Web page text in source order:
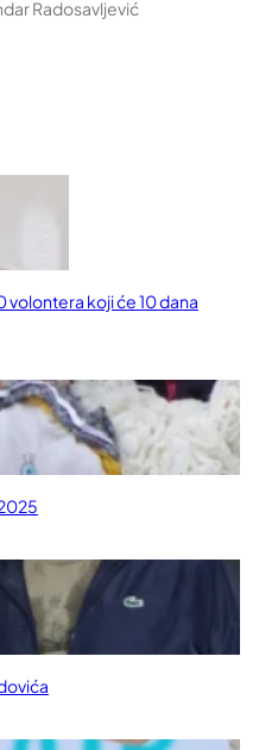
Radosavljević
volontera koji će 10 dana